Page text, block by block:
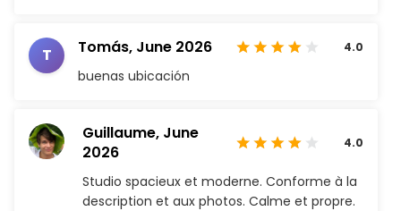
T Tomás, June 2026 4.0
buenas ubicación
Guillaume, June
2026
4.0
Studio spacieux et moderne. Conforme à la
description et aux photos. Calme et propre.